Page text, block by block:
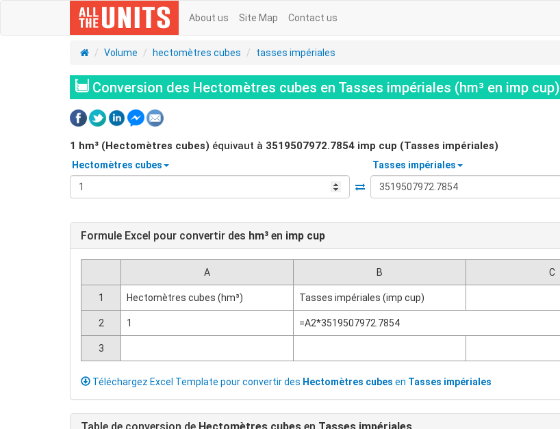
About us Site Map Contact us
Volume hectomètres cubes tasses impériales
Conversion des Hectomètres cubes en Tasses impériales (hm³ en imp cup)
1 hm³ (Hectomètres cubes) équivaut à 3519507972.7854 imp cup (Tasses impériales)
Hectomètres cubes Tasses impériales
Formule Excel pour convertir des hm³ en imp cup
A B C
1 Hectomètres cubes (hm³) Tasses impériales (imp cup)
2 1 =A2*3519507972.7854
3
Téléchargez Excel Template pour convertir des Hectomètres cubes en Tasses impériales